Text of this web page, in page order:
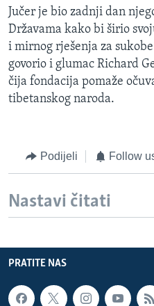
MAGAZIN
O GLASU AMERIKE
Learning English
Jezici
Jučer je bio zadnji dan
Državama kako bi širio
i mirnog rješenja za
govorio i glumac Richard
čija fondacija pomaže
tibetanskog naroda.
Podijeli Follow
Nastavi čitati
PRATITE NAS